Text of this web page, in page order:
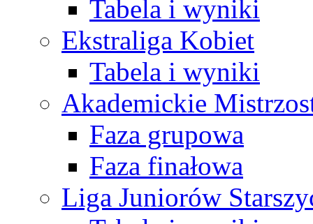
Tabela i wyniki
Ekstraliga Kobiet
Tabela i wyniki
Akademickie
Faza grupowa
Faza finałowa
Liga Juniorów